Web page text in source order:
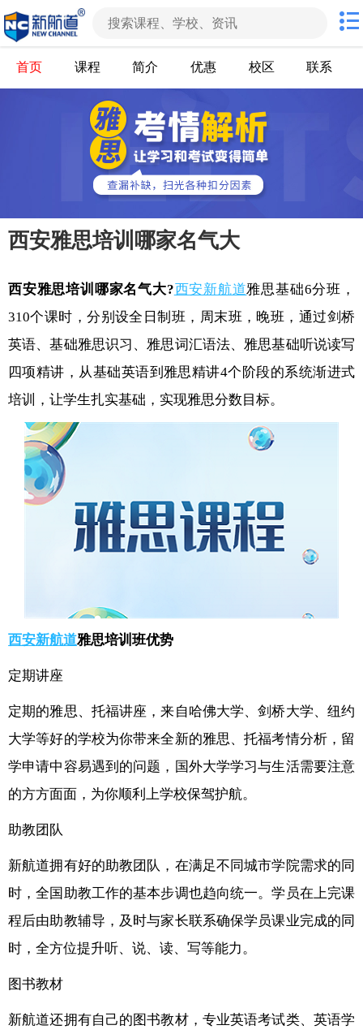
首页 课程 简介 优惠 校区 联系
西安雅思培训哪家名气大
西安雅思培训哪家名气大?西安新航道雅思基础6分班，
310个课时，分别设全日制班，周末班，晚班，通过剑桥
英语、基础雅思识习、雅思词汇语法、雅思基础听说读写
四项精讲，从基础英语到雅思精讲4个阶段的系统渐进式
培训，让学生扎实基础，实现雅思分数目标。
西安新航道雅思培训班优势
定期讲座
定期的雅思、托福讲座，来自哈佛大学、剑桥大学、纽约
大学等好的学校为你带来全新的雅思、托福考情分析，留
学申请中容易遇到的问题，国外大学学习与生活需要注意
的方方面面，为你顺利上学校保驾护航。
助教团队
新航道拥有好的助教团队，在满足不同城市学院需求的同
时，全国助教工作的基本步调也趋向统一。学员在上完课
程后由助教辅导，及时与家长联系确保学员课业完成的同
时，全方位提升听、说、读、写等能力。
图书教材
新航道还拥有自己的图书教材，专业英语考试类、英语学